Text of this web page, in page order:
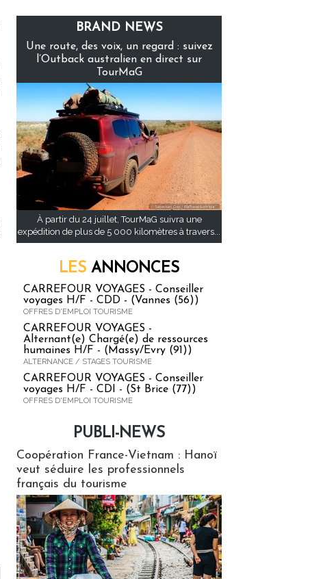
BRAND NEWS
Une route, des voix, un regard : suivez
l’Outback australien en direct sur
TourMaG
À partir du 24 juillet, TourMaG suivra une
expédition de plus de 5 000 kilomètres à travers...
LES ANNONCES
CARREFOUR VOYAGES - Conseiller
voyages H/F - CDD - (Vannes (56))
OFFRES D'EMPLOI TOURISME
CARREFOUR VOYAGES -
Alternant(e) Chargé(e) de ressources
humaines H/F - (Massy/Evry (91))
ALTERNANCE / STAGES TOURISME
CARREFOUR VOYAGES - Conseiller
voyages H/F - CDI - (St Brice (77))
OFFRES D'EMPLOI TOURISME
PUBLI-NEWS
Coopération France-Vietnam : Hanoï
veut séduire les professionnels
français du tourisme